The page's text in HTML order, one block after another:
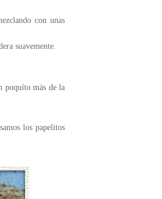
con unas
suavemente.
poquíto más de la
los papelitos